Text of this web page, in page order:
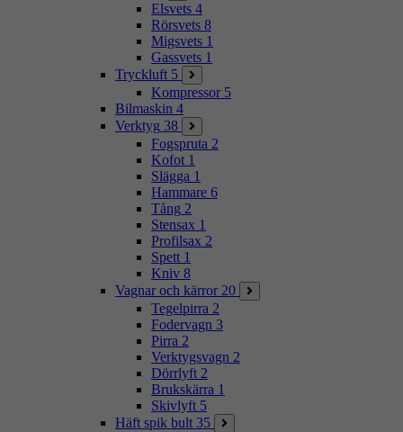
Elsvets 4
Rörsvets 8
Migsvets 1
Gassvets 1
Tryckluft 5
Kompressor 5
Bilmaskin 4
Verktyg 38
Fogspruta 2
Kofot 1
Slägga 1
Hammare 6
Tång 2
Stensax 1
Profilsax 2
Spett 1
Kniv 8
Vagnar och kärror 20
Tegelpirra 2
Fodervagn 3
Pirra 2
Verktygsvagn 2
Dörrlyft 2
Brukskärra 1
Skivlyft 5
Häft spik bult 35